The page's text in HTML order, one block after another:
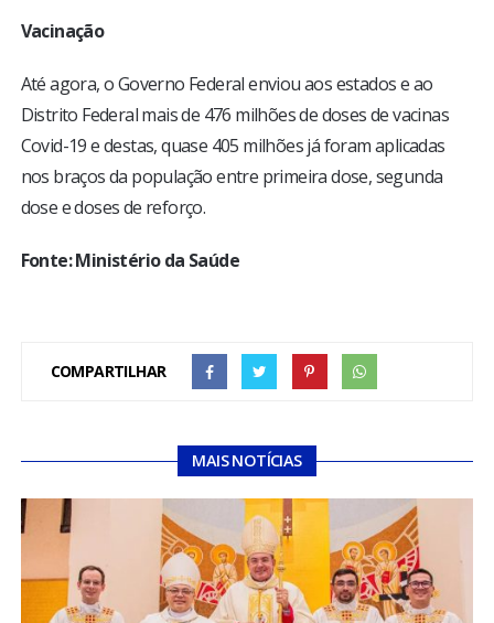
Vacinação
Até agora, o Governo Federal enviou aos estados e ao
Distrito Federal mais de 476 milhões de doses de vacinas
Covid-19 e destas, quase 405 milhões já foram aplicadas
nos braços da população entre primeira dose, segunda
dose e doses de reforço.
Fonte: Ministério da Saúde
COMPARTILHAR
MAIS NOTÍCIAS